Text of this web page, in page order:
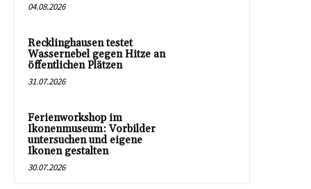
04.08.2026
Recklinghausen testet
Wassernebel gegen Hitze an
öffentlichen Plätzen
31.07.2026
Ferienworkshop im
Ikonenmuseum: Vorbilder
untersuchen und eigene
Ikonen gestalten
30.07.2026